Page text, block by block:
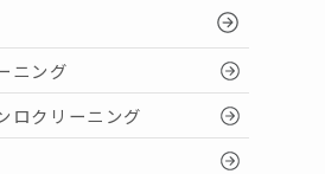
ニング
ロクリーニング